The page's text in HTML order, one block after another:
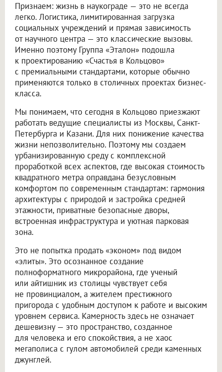
Признаем: жизнь в наукограде — это не всегда
легко. Логистика, лимитированная загрузка
социальных учреждений и прямая зависимость
от научного центра — это классические вызовы.
Именно поэтому Группа «Эталон» подошла
к проектированию «Счастья в Кольцово»
с премиальными стандартами, которые обычно
применяются только в столичных проектах бизнес-
класса.
Мы понимаем, что сегодня в Кольцово приезжают
работать ведущие специалисты из Москвы, Санкт-
Петербурга и Казани. Для них понижение качества
жизни непозволительно. Поэтому мы создаем
урбанизированную среду с комплексной
проработкой всех аспектов, где высокая стоимость
квадратного метра оправдана безусловным
комфортом по современным стандартам: гармония
архитектуры с природой и застройка средней
этажности, приватные безопасные дворы,
встроенная инфраструктура и уютная парковая
зона.
Это не попытка продать «эконом» под видом
«элиты». Это осознанное создание
полноформатного микрорайона, где ученый
или айтишник из столицы чувствует себя
не провинциалом, а жителем престижного
пригорода с удобным доступом к работе и высоким
уровнем сервиса. Камерность здесь не означает
дешевизну — это пространство, созданное
для человека и его спокойствия, а не хаос
мегаполиса с гулом автомобилей среди каменных
джунглей.